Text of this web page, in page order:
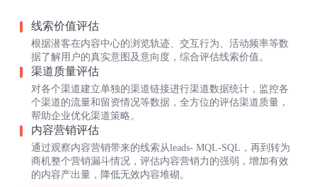
线索价值评估
根据潜客在内容中心的浏览轨迹、交互行为、活动频率等数
据了解用户的真实意图及意向度，综合评估线索价值。
渠道质量评估
对各个渠道建立单独的渠道链接进行渠道数据统计，监控各
个渠道的流量和留资情况等数据，全方位的评估渠道质量，
帮助企业优化渠道策略。
内容营销评估
通过观察内容营销带来的线索从leads- MQL-SQL，再到转为
商机整个营销漏斗情况，评估内容营销力的强弱，增加有效
的内容产出量，降低无效内容堆砌。